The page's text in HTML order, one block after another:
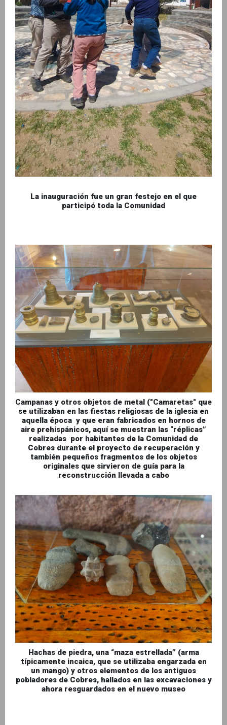
La inauguración fue un gran festejo en el que
participó toda la Comunidad
Campanas y otros objetos de metal ("Camaretas" que
se utilizaban en las fiestas religiosas de la iglesia en
aquella época y que eran fabricados en hornos de
aire prehispánicos, aquí se muestran las “réplicas”
realizadas por habitantes de la Comunidad de
Cobres durante el proyecto de recuperación y
también pequeños fragmentos de los objetos
originales que sirvieron de guía para la
reconstrucción llevada a cabo
Hachas de piedra, una “maza estrellada” (arma
típicamente incaica, que se utilizaba engarzada en
un mango) y otros elementos de los antiguos
pobladores de Cobres, hallados en las excavaciones y
ahora resguardados en el nuevo museo